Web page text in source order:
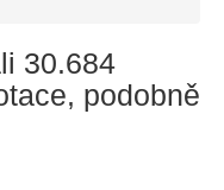
30.684
podobně